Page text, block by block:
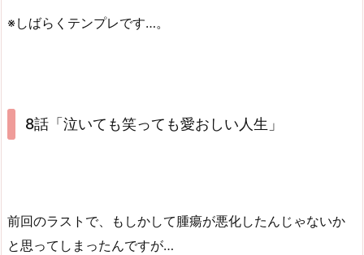
※しばらくテンプレです…。
8話「泣いても笑っても愛おしい人生」
前回のラストで、もしかして腫瘍が悪化したんじゃないか
と思ってしまったんですが…